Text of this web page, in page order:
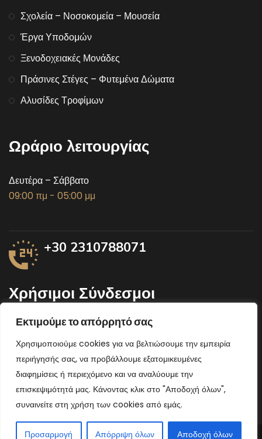
Εκτιμούμε το απόρρητό σας
Χρησιμοποιούμε cookies για να βελτιώσουμε την εμπειρία
περιήγησής σας, να προβάλλουμε εξατομικευμένες
διαφημίσεις ή περιεχόμενο και να αναλύουμε την
επισκεψιμότητά μας. Κάνοντας κλικ στο "Αποδοχή όλων",
συναινείτε στη χρήση των cookies από εμάς.
Προσαρμογή Απόρριψη όλων Αποδοχή όλων
Σχολεία – Νοσοκομεία – Μουσεία
Έργα Υποδομών
Ξενοδοχειακές Μονάδες
Πράσινες Στέγες – Φυτεμένα Δώματα
Αλυσίδες Τροφίμων
Ωράριο λειτουργίας
Δευτέρα – Σάββατο
09:00 πμ - 05:00 μμ
+30 2310788071
Χρήσιμοι Σύνδεσμοι
Υπουργείο αγροτικής ανάπτυξης
Περιφέρεια Κεντρικής Μακεδονίας
Υπουργείο Οικονομικών